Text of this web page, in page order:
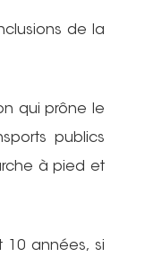
de la
qui prône le
publics
à pied et
10 années, si